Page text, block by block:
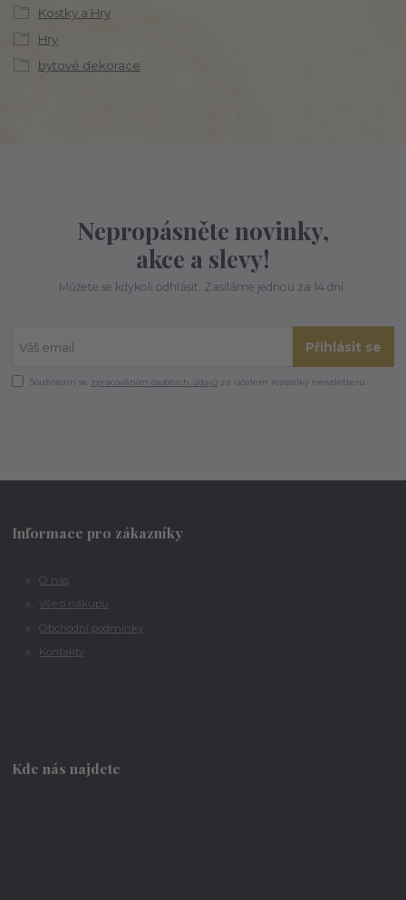
Kostky a Hry
Hry
bytové dekorace
Nepropásněte novinky,
akce a slevy!
Můžete se kdykoli odhlásit. Zasíláme jednou za 14 dní.
Přihlásit se
Souhlasím se zpracováním osobních údajů za účelem rozesílky newsletteru.
Informace pro zákazníky
O nás
Vše o nákupu
Obchodní podmínky
Kontakty
Kde nás najdete